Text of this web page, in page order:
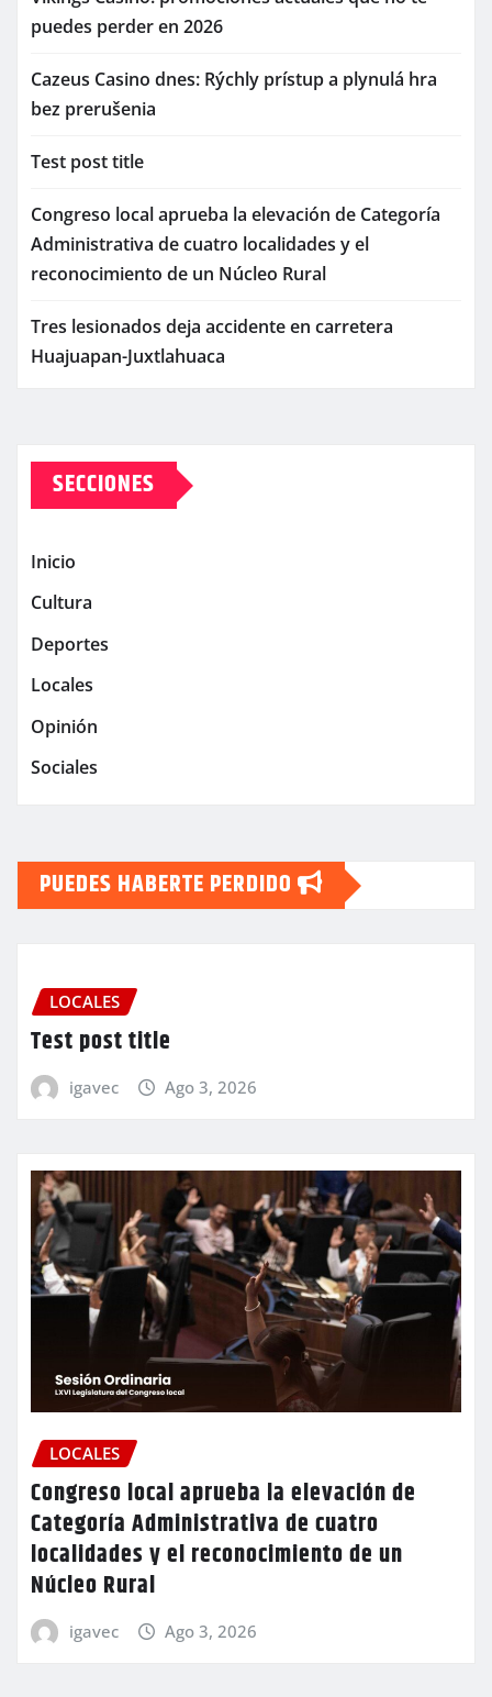
puedes perder en 2026
Cazeus Casino dnes: Rýchly prístup a plynulá hra
bez prerušenia
Test post title
Congreso local aprueba la elevación de Categoría
Administrativa de cuatro localidades y el
reconocimiento de un Núcleo Rural
Tres lesionados deja accidente en carretera
Huajuapan-Juxtlahuaca
SECCIONES
Inicio
Cultura
Deportes
Locales
Opinión
Sociales
PUEDES HABERTE PERDIDO
LOCALES
Test post title
igavec Ago 3, 2026
LOCALES
Congreso local aprueba la elevación de
Categoría Administrativa de cuatro
localidades y el reconocimiento de un
Núcleo Rural
igavec Ago 3, 2026